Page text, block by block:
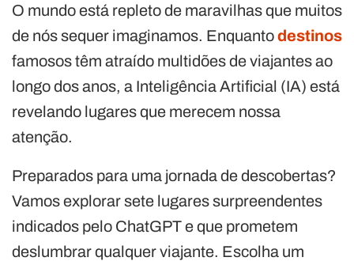
O mundo está repleto de maravilhas que muitos
de nós sequer imaginamos. Enquantodestinos
famosos têm atraído multidões de viajantes ao
longo dos anos, a Inteligência Artificial (IA) está
revelando lugares que merecem nossa
atenção.
Preparados para uma jornada de descobertas?
Vamos explorar sete lugares surpreendentes
indicados pelo ChatGPT e que prometem
deslumbrar qualquer viajante. Escolha um